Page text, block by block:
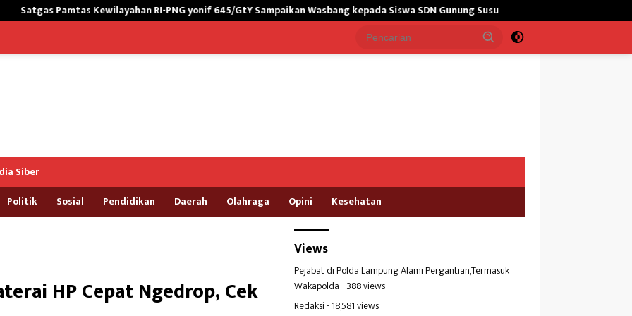
RI-PNG yonif 645/GtY Sampaikan Wasbang kepada Siswa SDN Gunung Susu Bangun Masjid,Satgas Yonarmed 13/
Siber
Politik Sosial Pendidikan Daerah Olahraga Opini Kesehatan
HP Cepat Ngedrop, Cek
Views
Pejabat di Polda Lampung Alami Pergantian,Termasuk
Wakapolda- 388 views
Redaksi- 18,581 views